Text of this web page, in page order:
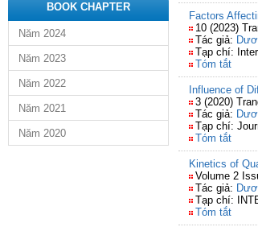
BOOK CHAPTER
Năm 2024
Năm 2023
Năm 2022
Năm 2021
Năm 2020
Factors
10 (2023)
Tác giả:
Tạp chí:
Tóm tắt
Influence of
3 (2020)
Tác giả:
Tạp chí:
Tóm tắt
Kinetics of
Volume 2
Tác giả:
Tạp chí:
Tóm tắt